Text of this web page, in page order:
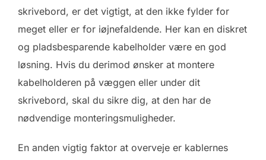
skrivebord, er det vigtigt, at den ikke fylder for
meget eller er for iøjnefaldende. Her kan en diskret
og pladsbesparende kabelholder være en god
løsning. Hvis du derimod ønsker at montere
kabelholderen på væggen eller under dit
skrivebord, skal du sikre dig, at den har de
nødvendige monteringsmuligheder.
En anden vigtig faktor at overveje er kablernes